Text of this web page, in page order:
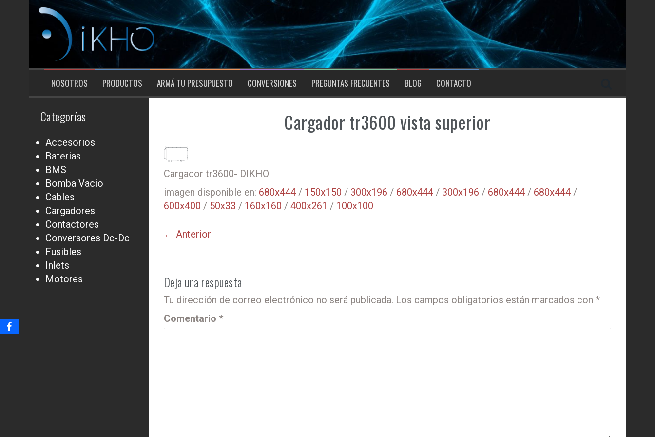
contenido
NOSOTROS PRODUCTOS ARMÁ TU PRESUPUESTO CONVERSIONES PREGUNTAS FRECUENTES BLOG CONTACTO
Cargador tr3600 vista superior
Cargador tr3600- DIKHO
imagen disponible en: 680x444/ 150x150 / 300x196 / 680x444/ 300x196 / 680x444/ 680x444/
600x400 / 50x33 / 160x160 / 400x261 / 100x100
← Anterior
Deja una respuesta
Tu dirección de correo electrónico no será publicada. Los campos obligatorios están marcados con *
Comentario *
Categorías
Accesorios
Baterias
BMS
Bomba Vacio
Cables
Cargadores
Contactores
Conversores Dc-Dc
Fusibles
Inlets
Motores